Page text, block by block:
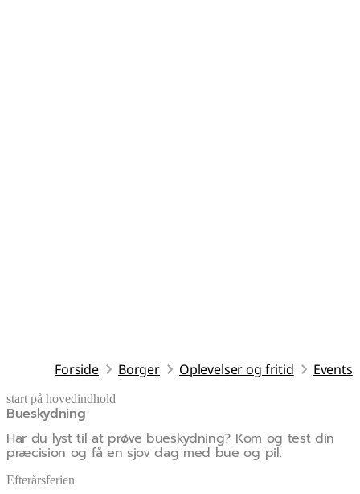
Forside Borger Oplevelser og fritid Events
start på hovedindhold
Bueskydning
Har du lyst til at prøve bueskydning? Kom og test din
præcision og få en sjov dag med bue og pil.
senest opdateret 30. april 2026
Efterårsferien